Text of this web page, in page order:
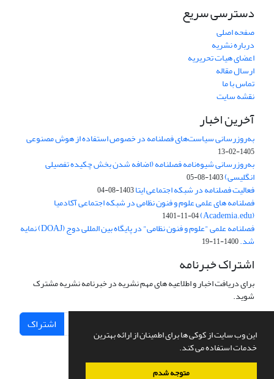
این وب سایت از کوکی ها برای اطمینان از ارائه بهترین
خدمات استفاده می کند.
متوجه شدم
دسترسی سریع
صفحه اصلی
درباره نشریه
اعضای هیات تحریریه
ارسال مقاله
تماس با ما
نقشه سایت
آخرین اخبار
به‌روزرسانی سیاست‌های فصلنامه در خصوص استفاده از هوش مصنوعی
1405-02-13
به‌روزرسانی شیوه‌نامه فصلنامه (اضافه شدن بخش چکیده تفصیلی
انگلیسی)1403-08-05
فعالیت فصلنامه در شبکه اجتماعی ایتا1403-08-04
فصلنامه های علمی علوم و فنون نظامی در شبکه اجتماعی آکادمیا
(Academia.edu)
1401-11-04
فصلنامه علمی "علوم و فنون نظامی" در پایگاه بین المللی دوج (DOAJ) نمایه
شد.1400-11-19
اشتراک خبرنامه
برای دریافت اخبار و اطلاعیه های مهم نشریه در خبرنامه نشریه مشترک
شوید.
اشتراک